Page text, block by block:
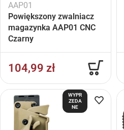
AAP01
Powiększony zwalniacz
magazynka AAP01 CNC
Czarny
104,99 zł
WYPR
ZEDA
NE